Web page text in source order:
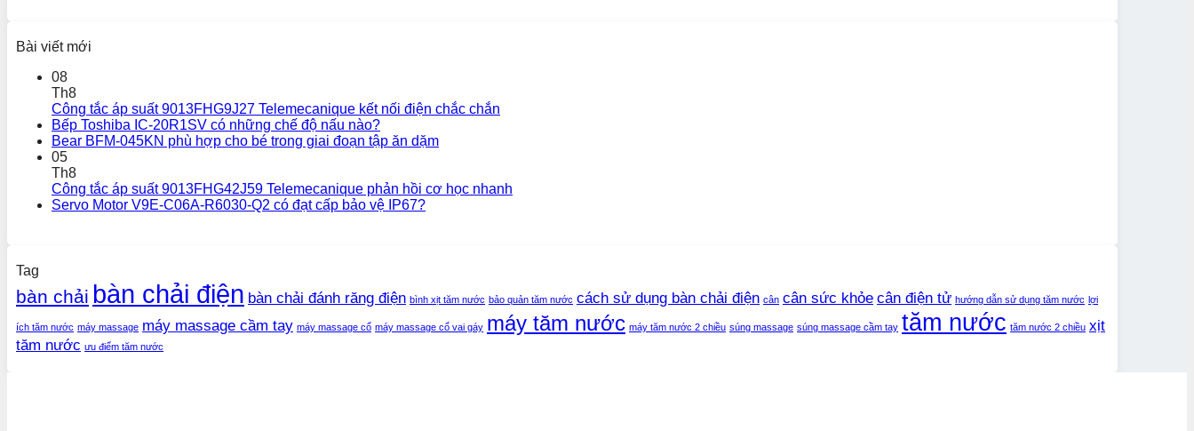
Bài viết mới
08
Th8
Công tắc áp suất 9013FHG9J27 Telemecanique kết nối điện chắc chắn
Bếp Toshiba IC-20R1SV có những chế độ nấu nào?
Bear BFM-045KN phù hợp cho bé trong giai đoạn tập ăn dặm
05
Th8
Công tắc áp suất 9013FHG42J59 Telemecanique phản hồi cơ học nhanh
Servo Motor V9E-C06A-R6030-Q2 có đạt cấp bảo vệ IP67?
Tag
bàn chải bàn chải điện bàn chải đánh răng điện bình xịt tăm nước bảo quản tăm nước cách sử dụng bàn chải điện cân cân sức khỏe cân điện tử hướng dẫn sử dụng tăm nước lợi
ích tăm nước máy massage máy massage cầm tay máy massage cổ máy massage cổ vai gáy máy tăm nước máy tăm nước 2 chiều súng massage súng massage cầm tay tăm nước tăm nước 2 chiều xịt
tăm nước ưu điểm tăm nước